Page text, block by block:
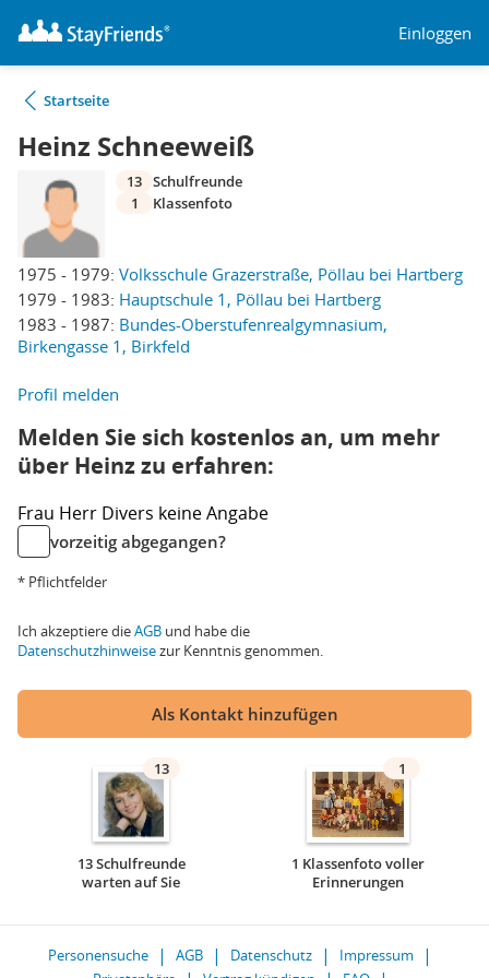
Einloggen
Startseite
Heinz Schneeweiß
1975 - 1979: Volksschule Grazerstraße, Pöllau bei Hartberg
1979 - 1983: Hauptschule 1, Pöllau bei Hartberg
1983 - 1987: Bundes-Oberstufenrealgymnasium,
Birkengasse 1, Birkfeld
13 Schulfreunde
1
Klassenfoto
Profil melden
Melden Sie sich kostenlos an, um mehr
über Heinz zu erfahren:
Frau Herr Divers keine Angabe
vorzeitig abgegangen?
* Pflichtfelder
Ich akzeptiere dieAGB und habe die
Datenschutzhinweisezur Kenntnis genommen.
Als Kontakt hinzufügen
13
13 Schulfreunde
warten auf Sie
1
1 Klassenfoto voller
Erinnerungen
Personensuche AGB Datenschutz
Impressum